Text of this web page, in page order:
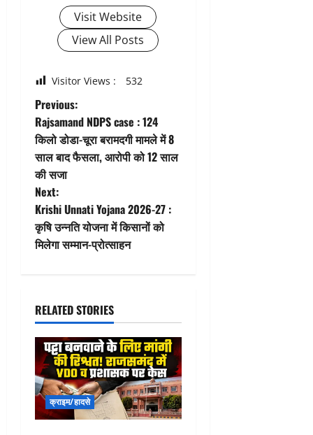
Visit Website
View All Posts
Visitor Views : 532
P
o
s
t
n
a
i
g
a
t
Previous:
Rajsamand NDPS case : 124
किलो डोडा-चूरा बरामदगी मामले में 8
साल बाद फैसला, आरोपी को 12 साल
की सजा
Next:
Krishi Unnati Yojana 2026-27 :
कृषि उन्नति योजना में किसानों को
मिलेगा सम्मान-प्रोत्साहन
RELATED STORIES
क्राइम/हादसे